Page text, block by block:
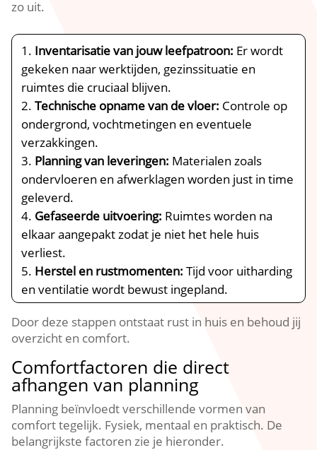
zo uit.​
Inventarisatie van jouw leefpatroon: Er wordt
gekeken naar werktijden, gezinssituatie en
ruimtes die cruciaal blijven.​
Technische opname van de vloer: Controle op
ondergrond, vochtmetingen en eventuele
verzakkingen.​
Planning van leveringen: Materialen zoals
ondervloeren en afwerklagen worden just in time
geleverd.​
Gefaseerde uitvoering: Ruimtes worden na
elkaar aangepakt zodat je niet het hele huis
verliest.​
Herstel en rustmomenten: Tijd voor uitharding
en ventilatie wordt bewust ingepland.​
Door deze stappen ontstaat rust in huis en behoud jij
overzicht en comfort.​
Comfortfactoren die direct
afhangen van planning
Planning beïnvloedt verschillende vormen van
comfort tegelijk.​ Fysiek, mentaal en praktisch.​ De
belangrijkste factoren zie je hieronder.​